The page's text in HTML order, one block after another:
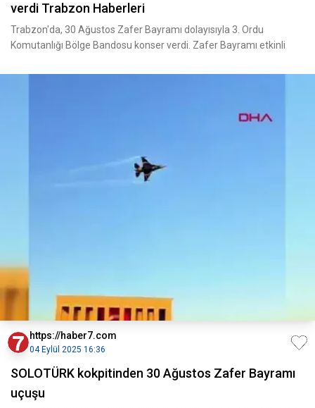
verdi Trabzon Haberleri
Trabzon'da, 30 Ağustos Zafer Bayramı dolayısıyla 3. Ordu
Komutanlığı Bölge Bandosu konser verdi. Zafer Bayramı etkinli
https://haber7.com
04 Eylül 2025 16:36
SOLOTÜRK kokpitinden 30 Ağustos Zafer Bayramı
uçuşu